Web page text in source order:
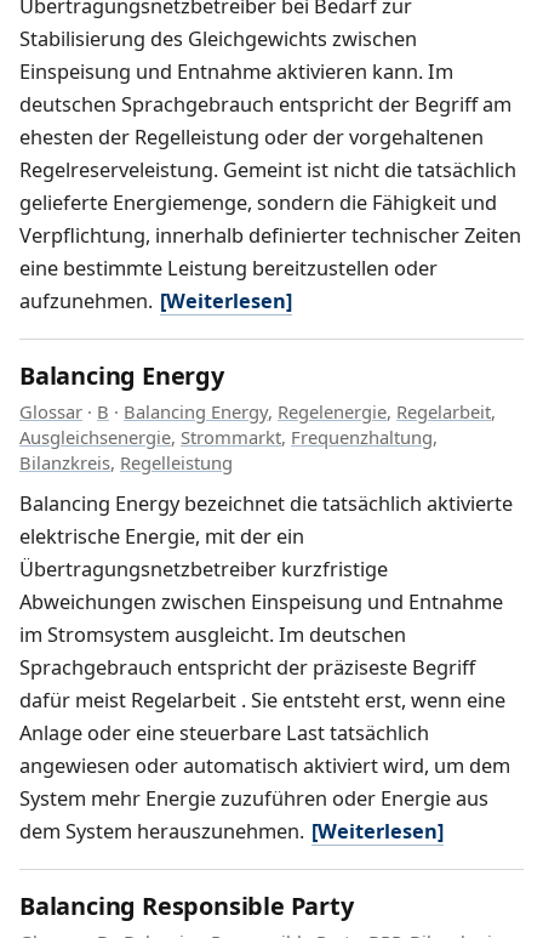
Übertragungsnetzbetreiber bei Bedarf zur
Stabilisierung des Gleichgewichts zwischen
Einspeisung und Entnahme aktivieren kann. Im
deutschen Sprachgebrauch entspricht der Begriff am
ehesten der Regelleistung oder der vorgehaltenen
Regelreserveleistung. Gemeint ist nicht die tatsächlich
gelieferte Energiemenge, sondern die Fähigkeit und
Verpflichtung, innerhalb definierter technischer Zeiten
eine bestimmte Leistung bereitzustellen oder
aufzunehmen. [Weiterlesen]
Balancing Energy
Glossar · B · Balancing Energy, Regelenergie, Regelarbeit,
Ausgleichsenergie, Strommarkt, Frequenzhaltung,
Bilanzkreis, Regelleistung
Balancing Energy bezeichnet die tatsächlich aktivierte
elektrische Energie, mit der ein
Übertragungsnetzbetreiber kurzfristige
Abweichungen zwischen Einspeisung und Entnahme
im Stromsystem ausgleicht. Im deutschen
Sprachgebrauch entspricht der präziseste Begriff
dafür meist Regelarbeit . Sie entsteht erst, wenn eine
Anlage oder eine steuerbare Last tatsächlich
angewiesen oder automatisch aktiviert wird, um dem
System mehr Energie zuzuführen oder Energie aus
dem System herauszunehmen. [Weiterlesen]
Balancing Responsible Party